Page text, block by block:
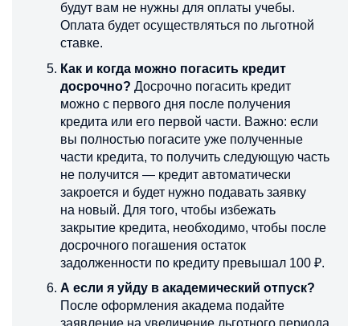
будут вам не нужны для оплаты учебы.
Оплата будет осуществляться по льготной
ставке.
Как и когда можно погасить кредит
досрочно? Досрочно погасить кредит
можно с первого дня после получения
кредита или его первой части. Важно: если
вы полностью погасите уже полученные
части кредита, то получить следующую часть
не получится — кредит автоматически
закроется и будет нужно подавать заявку
на новый. Для того, чтобы избежать
закрытие кредита, необходимо, чтобы после
досрочного погашения остаток
задолженности по кредиту превышал 100 ₽.
А если я уйду в академический отпуск?
После оформления академа подайте
заявление на увеличение льготного периода